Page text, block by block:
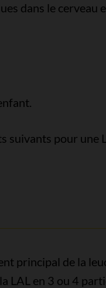
dans le cerveau
pour une
principal de la
LAL en 3 ou 4